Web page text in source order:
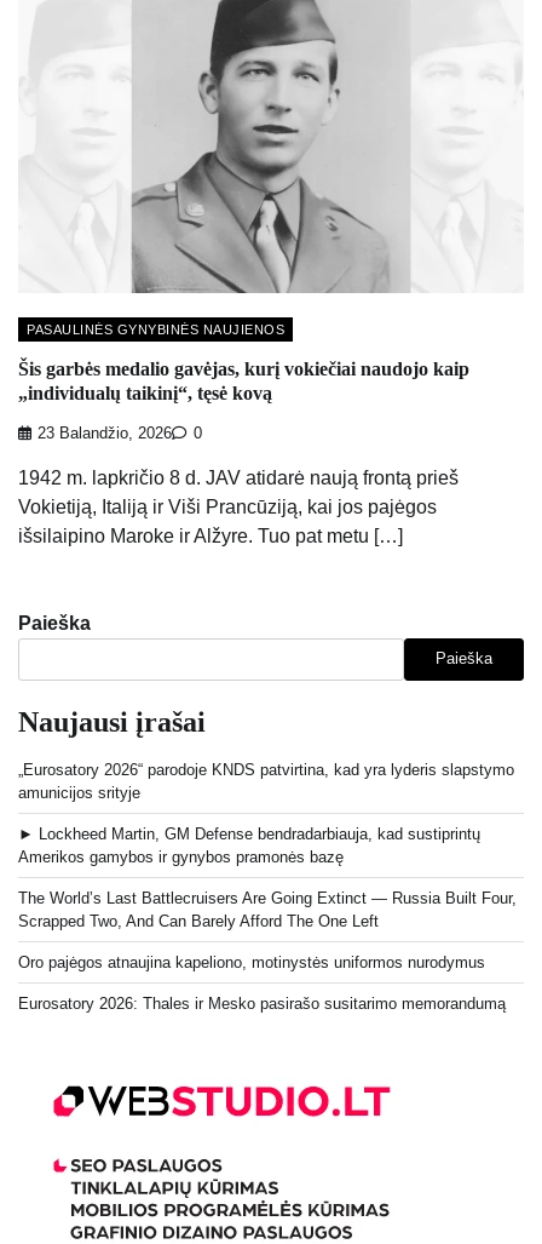
PASAULINĖS GYNYBINĖS NAUJIENOS
Šis garbės medalio gavėjas, kurį vokiečiai naudojo kaip
„individualų taikinį“, tęsė kovą
23 Balandžio, 2026 0
1942 m. lapkričio 8 d. JAV atidarė naują frontą prieš
Vokietiją, Italiją ir Viši Prancūziją, kai jos pajėgos
išsilaipino Maroke ir Alžyre. Tuo pat metu […]
Paieška
Paieška
Naujausi įrašai
„Eurosatory 2026“ parodoje KNDS patvirtina, kad yra lyderis slapstymo
amunicijos srityje
► Lockheed Martin, GM Defense bendradarbiauja, kad sustiprintų
Amerikos gamybos ir gynybos pramonės bazę
The World’s Last Battlecruisers Are Going Extinct — Russia Built Four,
Scrapped Two, And Can Barely Afford The One Left
Oro pajėgos atnaujina kapeliono, motinystės uniformos nurodymus
Eurosatory 2026: Thales ir Mesko pasirašo susitarimo memorandumą